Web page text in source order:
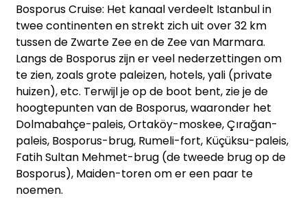
Bosporus Cruise: Het kanaal verdeelt Istanbul in
twee continenten en strekt zich uit over 32 km
tussen de Zwarte Zee en de Zee van Marmara.
Langs de Bosporus zijn er veel nederzettingen om
te zien, zoals grote paleizen, hotels, yali (private
huizen), etc. Terwijl je op de boot bent, zie je de
hoogtepunten van de Bosporus, waaronder het
Dolmabahçe-paleis, Ortaköy-moskee, Çırağan-
paleis, Bosporus-brug, Rumeli-fort, Küçüksu-paleis,
Fatih Sultan Mehmet-brug (de tweede brug op de
Bosporus), Maiden-toren om er een paar te
noemen.